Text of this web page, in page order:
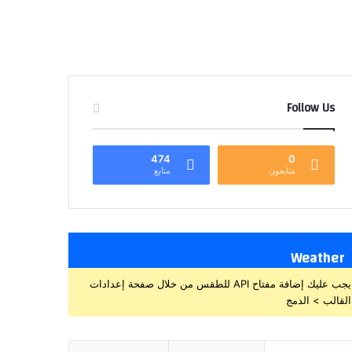
Follow Us
0
متابعون
474
متابع
Weather
يجب عليك إضافة مفتاح API للطقس من خلال صفحة إعدادات
القالب > الدمج